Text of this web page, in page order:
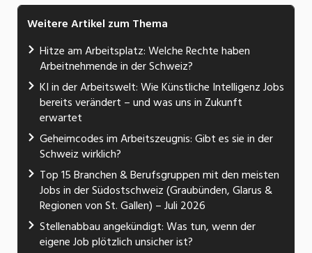
Weitere Artikel zum Thema
Hitze am Arbeitsplatz: Welche Rechte haben
Arbeitnehmende in der Schweiz?
KI in der Arbeitswelt: Wie Künstliche Intelligenz Jobs
bereits verändert – und was uns in Zukunft
erwartet
Geheimcodes im Arbeitszeugnis: Gibt es sie in der
Schweiz wirklich?
Top 15 Branchen & Berufsgruppen mit den meisten
Jobs in der Südostschweiz (Graubünden, Glarus &
Regionen von St. Gallen) – Juli 2026
Stellenabbau angekündigt: Was tun, wenn der
eigene Job plötzlich unsicher ist?